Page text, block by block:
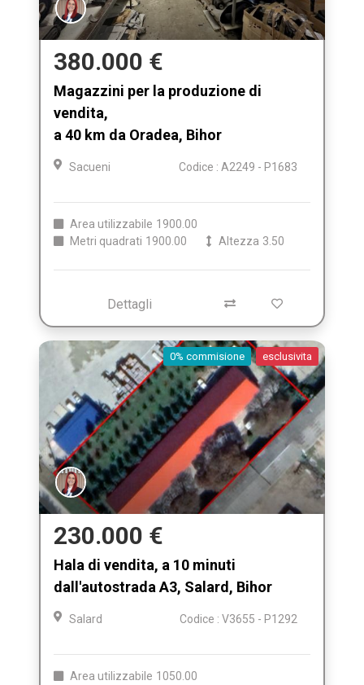
380.000 €
Magazzini per la produzione di
vendita,
a 40 km da Oradea, Bihor
Sacueni Codice : A2249 - P1683
Area utilizzabile 1900.00
Metri quadrati 1900.00 Altezza 3.50
Dettagli
0% commisione esclusivita
230.000 €
Hala di vendita, a 10 minuti
dall'autostrada A3, Salard, Bihor
Salard Codice : V3655 - P1292
Area utilizzabile 1050.00